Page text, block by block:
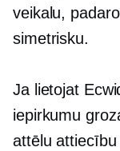
veikalu,
simetrisku.
Ja lietojat
iepirkumu
attēlu